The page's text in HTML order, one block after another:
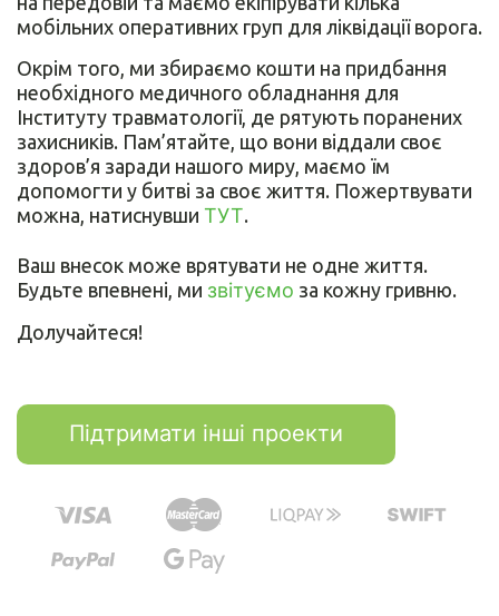
мобільних оперативних груп для ліквідації ворога.
Окрім того, ми збираємо кошти на придбання
необхідного медичного обладнання для
Інституту травматології, де рятують поранених
захисників. Пам’ятайте, що вони віддали своє
здоров’я заради нашого миру, маємо їм
допомогти у битві за своє життя. Пожертвувати
можна, натиснувши ТУТ.
Ваш внесок може врятувати не одне життя.
Будьте впевнені, ми звітуємо за кожну гривню.
Долучайтеся!
Підтримати інші проекти